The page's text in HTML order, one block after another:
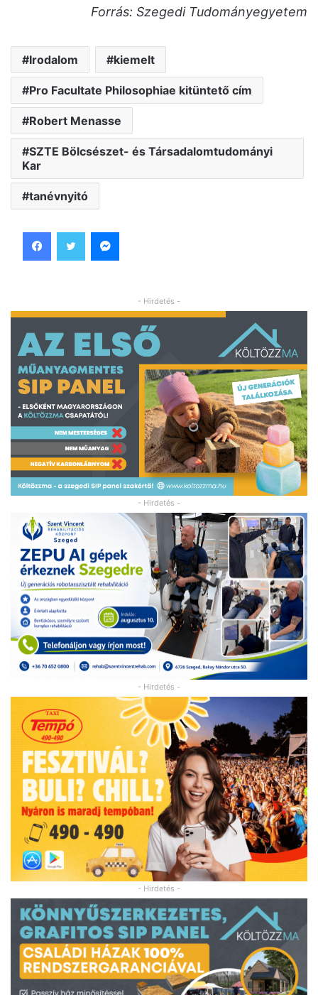
Forrás: Szegedi Tudományegyetem
Irodalom kiemelt
Pro Facultate Philosophiae kitüntető cím
Robert Menasse
SZTE Bölcsészet- és Társadalomtudományi
Kar
tanévnyitó
- Hirdetés -
- Hirdetés -
- Hirdetés -
- Hirdetés -